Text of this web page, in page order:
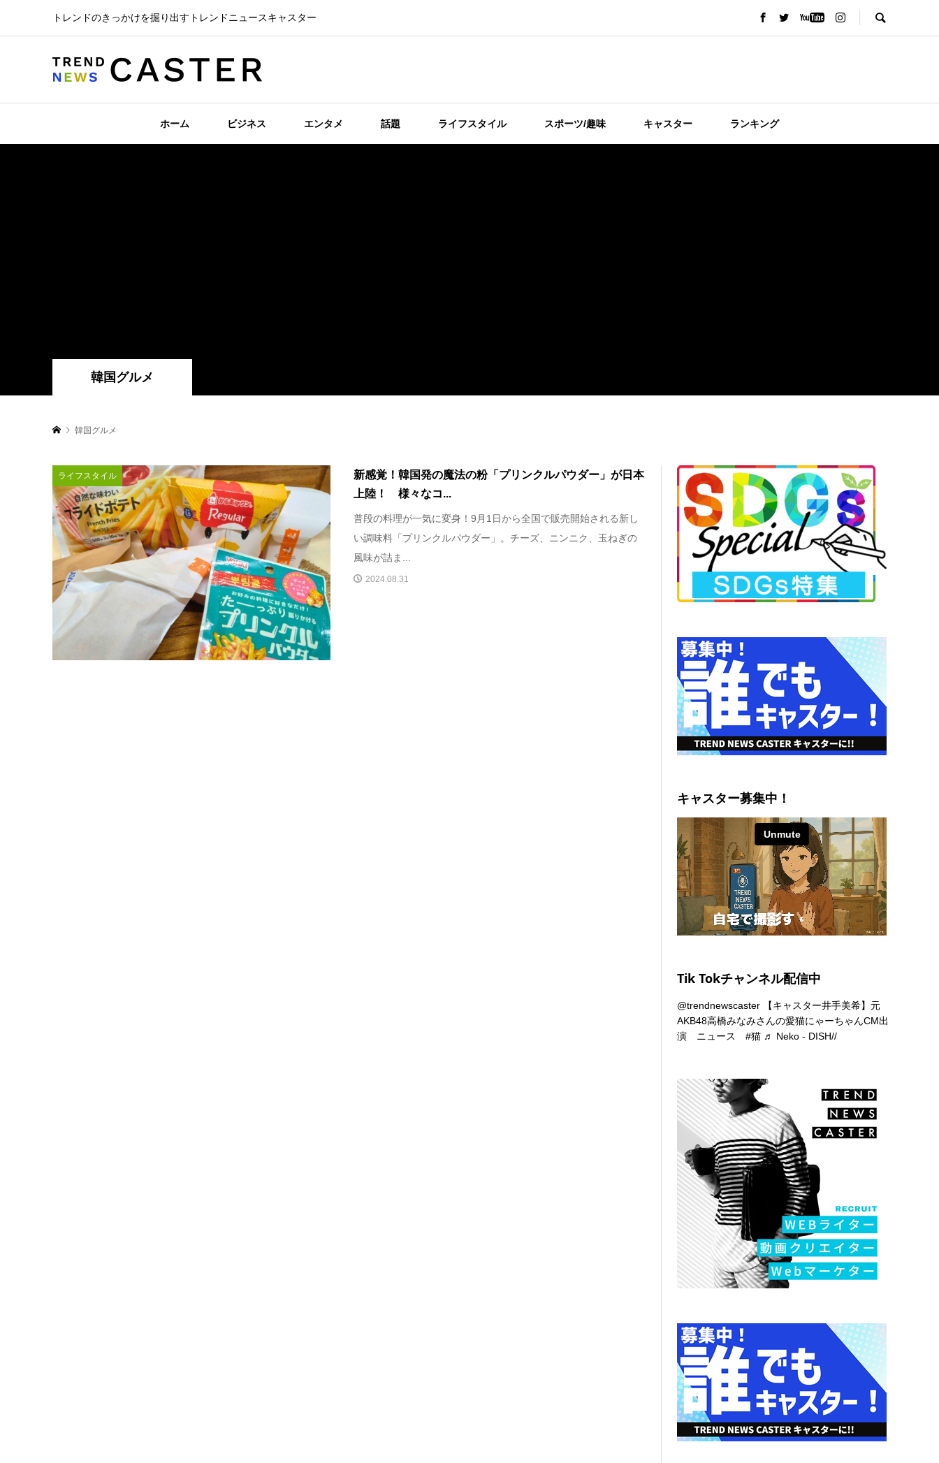
トレンドのきっかけを掘り出すトレンドニュースキャスター
ホーム ビジネス エンタメ 話題 ライフスタイル スポーツ/趣味 キャスター ランキング
韓国グルメ
韓国グルメ
ライフスタイル
新感覚！韓国発の魔法の粉「プリンクルパウダー」が日本
上陸！ 様々なコ...
普段の料理が一気に変身！9月1日から全国で販売開始される新し
い調味料「プリンクルパウダー」。チーズ、ニンニク、玉ねぎの
風味が詰ま...
2024.08.31
キャスター募集中！
Tik Tokチャンネル配信中
@trendnewscaster 【キャスター井手美希】元
AKB48高橋みなみさんの愛猫にゃーちゃんCM出
演 ニュース#猫 ♬ Neko - DISH//